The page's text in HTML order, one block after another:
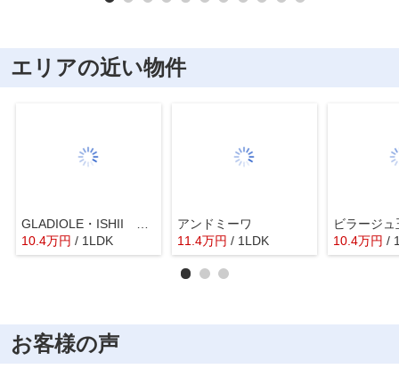
エリアの近い物件
GLADIOLE・ISHII A棟
10.4万円 / 1LDK
アンドミーワ
11.4万円 / 1LDK
ビラージ
10.4万円 /
お客様の声